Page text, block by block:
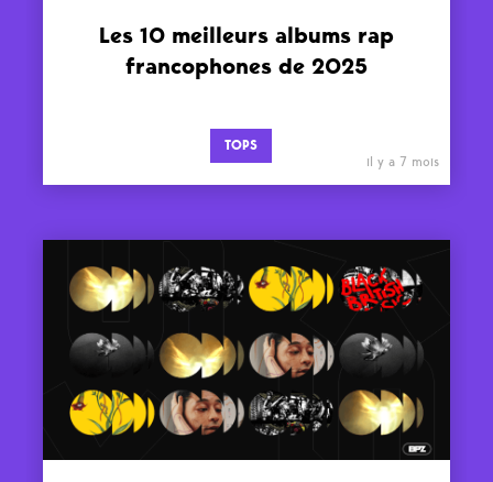
Les 10 meilleurs albums rap
francophones de 2025
TOPS
il y a 7 mois